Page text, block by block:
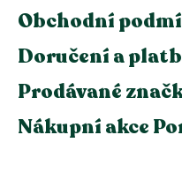
Obchodní
Doručení a
Prodávané
Nákupní akce